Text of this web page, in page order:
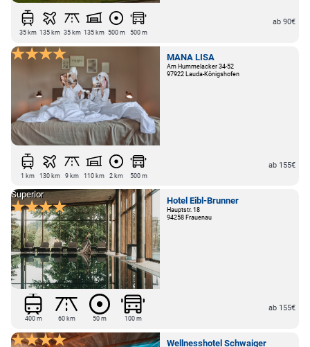
35 km 135 km 35 km 135 km 500 m 500 m
ab 90€
MANA LISA
Am Hummelacker 34-52
97922 Lauda-Königshofen
1 km 130 km 9 km 110 km 2 km 500 m
ab 155€
Hotel Eibl-Brunner
Hauptstr. 18
94258 Frauenau
Superior
400 m 60 km 50 m 100 m
ab 155€
Wellnesshotel Schwaiger